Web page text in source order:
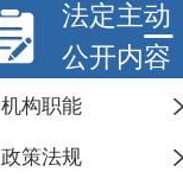
法定主动
公开内容
机构职能
政策法规